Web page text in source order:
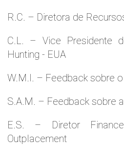
R.C. – Diretora de
C.L. – Vice Presidente
Hunting - EUA
W.M.l. – Feedback sobre
S.A.M. – Feedback sobre
E.S. – Diretor
Outplacement